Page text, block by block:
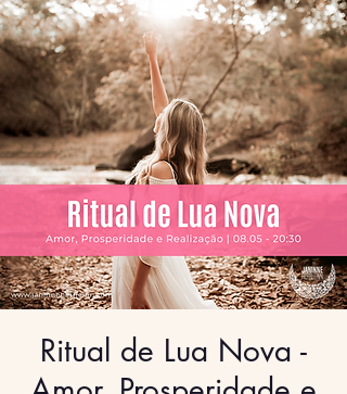
Ritual de Lua Nova -